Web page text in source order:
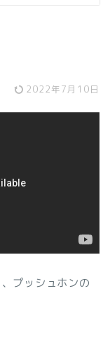
2022年7月10日
プッシュホンの